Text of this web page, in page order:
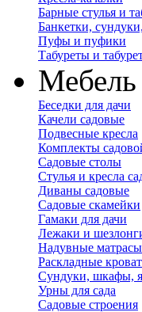
Барные стулья и
Банкетки,
Пуфы и пуфики
Табуреты и
Мебель
Беседки для дачи
Качели садовые
Подвесные кресла
Комплекты
Садовые столы
Стулья и кресла
Диваны садовые
Садовые скамейки
Гамаки для дачи
Лежаки и
Надувные
Раскладные
Сундуки, шкафы,
Урны для сада
Садовые строения